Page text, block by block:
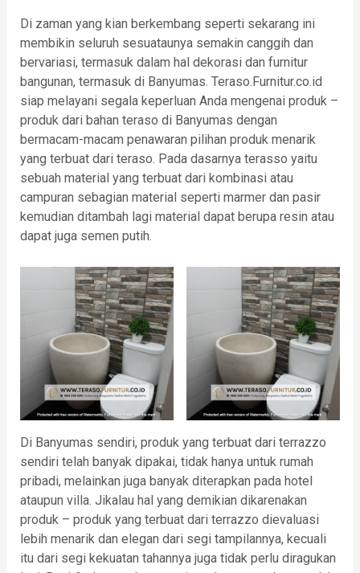
Di zaman yang kian berkembang seperti sekarang ini
membikin seluruh sesuataunya semakin canggih dan
bervariasi, termasuk dalam hal dekorasi dan furnitur
bangunan, termasuk di Banyumas. Teraso.Furnitur.co.id
siap melayani segala keperluan Anda mengenai produk –
produk dari bahan teraso di Banyumas dengan
bermacam-macam penawaran pilihan produk menarik
yang terbuat dari teraso. Pada dasarnya terasso yaitu
sebuah material yang terbuat dari kombinasi atau
campuran sebagian material seperti marmer dan pasir
kemudian ditambah lagi material dapat berupa resin atau
dapat juga semen putih.
Di Banyumas sendiri, produk yang terbuat dari terrazzo
sendiri telah banyak dipakai, tidak hanya untuk rumah
pribadi, melainkan juga banyak diterapkan pada hotel
ataupun villa. Jikalau hal yang demikian dikarenakan
produk – produk yang terbuat dari terrazzo dievaluasi
lebih menarik dan elegan dari segi tampilannya, kecuali
itu dari segi kekuatan tahannya juga tidak perlu diragukan